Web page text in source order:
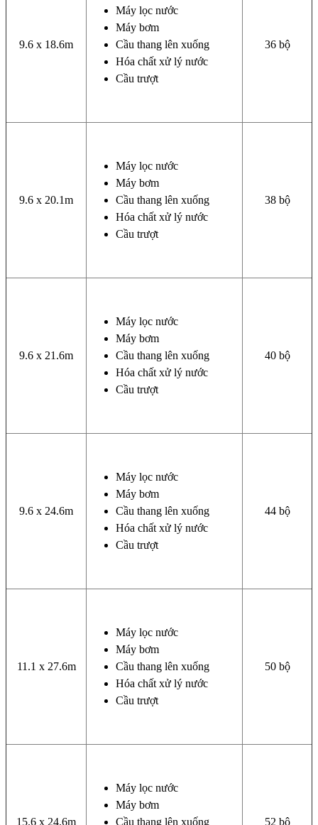
9.6 x 18.6m
Máy lọc nước
Máy bơm
Cầu thang lên xuống
Hóa chất xử lý nước
Cầu trượt
36 bộ
9.6 x 20.1m
Máy lọc nước
Máy bơm
Cầu thang lên xuống
Hóa chất xử lý nước
Cầu trượt
38 bộ
9.6 x 21.6m
Máy lọc nước
Máy bơm
Cầu thang lên xuống
Hóa chất xử lý nước
Cầu trượt
40 bộ
9.6 x 24.6m
Máy lọc nước
Máy bơm
Cầu thang lên xuống
Hóa chất xử lý nước
Cầu trượt
44 bộ
11.1 x 27.6m
Máy lọc nước
Máy bơm
Cầu thang lên xuống
Hóa chất xử lý nước
Cầu trượt
50 bộ
15.6 x 24.6m
Máy lọc nước
Máy bơm
Cầu thang lên xuống
52 bộ